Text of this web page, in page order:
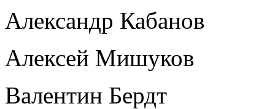
Александр Кабанов
Алексей Мишуков
Валентин Бердт